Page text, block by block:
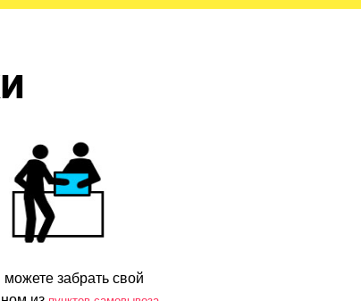
забрать свой